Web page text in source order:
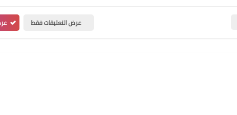
عرض التعليقات فقط